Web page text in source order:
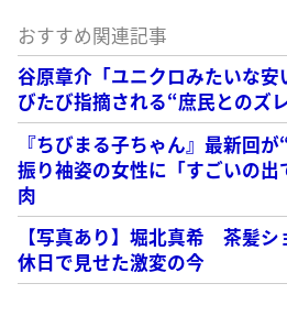
おすすめ関連記事
谷原章介「ユニクロみたいな
びたび指摘される“庶民とのズ
『ちびまる子ちゃん』最新回
振り袖姿の女性に「すごいの出
肉
【写真あり】堀北真希 茶髪
休日で見せた激変の今